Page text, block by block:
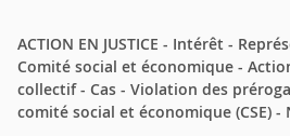
ACTION EN JUSTICE - Intérêt -
Comité social et économique -
collectif - Cas - Violation des
comité social et économique (CSE) -